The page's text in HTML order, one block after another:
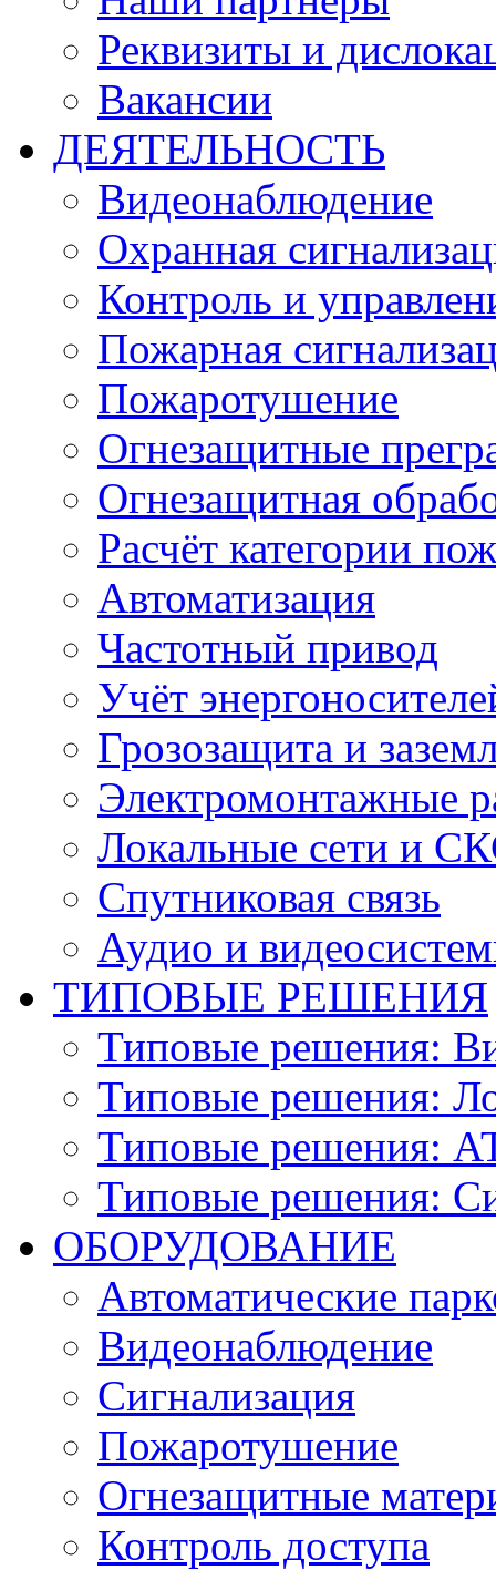
Реквизиты и
Вакансии
ДЕЯТЕЛЬНОСТЬ
Видеонаблюдение
Охранная
Контроль и
Пожарная
Пожаротушение
Огнезащитные
Огнезащитная
Расчёт категории
Автоматизация
Частотный привод
Учёт
Грозозащита и
Электромонтажные
Локальные сети и
Спутниковая связь
Аудио и
ТИПОВЫЕ РЕШЕНИЯ
Типовые решения:
Типовые решения:
Типовые решения:
Типовые решения:
ОБОРУДОВАНИЕ
Автоматические
Видеонаблюдение
Сигнализация
Пожаротушение
Огнезащитные
Контроль доступа